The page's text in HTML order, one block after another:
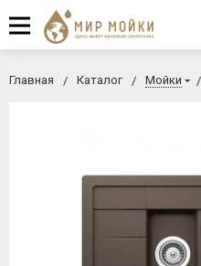
Главная Каталог Мойки